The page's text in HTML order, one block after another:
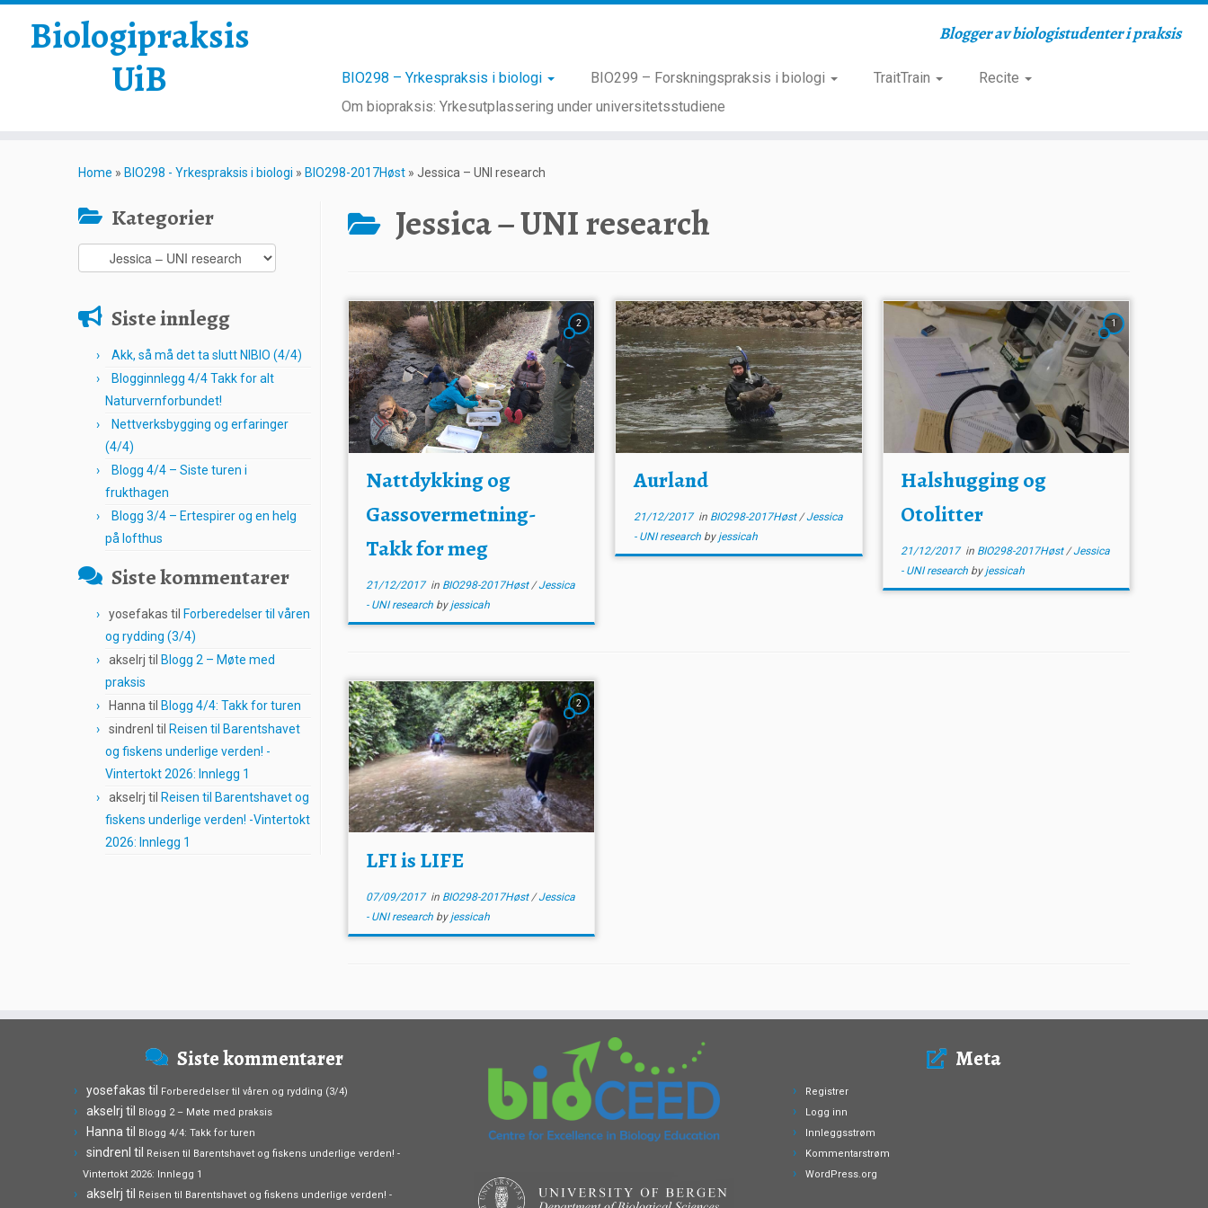
Biologipraksis
UiB
Blogger av biologistudenter i praksis
BIO298 – Yrkespraksis i biologi BIO299 – Forskningspraksis i biologi TraitTrain
Recite
Om biopraksis: Yrkesutplassering under universitetsstudiene
Home » BIO298 - Yrkespraksis i biologi » BIO298-2017Høst » Jessica – UNI research
Kategorier
Kategorier
Siste innlegg
Akk, så må det ta slutt NIBIO (4/4)
Blogginnlegg 4/4 Takk for alt
Naturvernforbundet!
Nettverksbygging og erfaringer
(4/4)
Blogg 4/4 – Siste turen i
frukthagen
Blogg 3/4 – Ertespirer og en helg
på lofthus
Siste kommentarer
yosefakas til Forberedelser til våren
og rydding (3/4)
akselrj til Blogg 2 – Møte med
praksis
Hanna til Blogg 4/4: Takk for turen
sindrenl til Reisen til Barentshavet
og fiskens underlige verden! -
Vintertokt 2026: Innlegg 1
akselrj til Reisen til Barentshavet og
fiskens underlige verden! -Vintertokt
2026: Innlegg 1
Jessica – UNI research
2
Nattdykking og
Gassovermetning-
Takk for meg
21/12/2017in BIO298-2017Høst/Jessica
- UNI research by jessicah
Aurland
21/12/2017in BIO298-2017Høst/Jessica
- UNI research by jessicah
1
Halshugging og
Otolitter
21/12/2017in BIO298-2017Høst/Jessica
- UNI research by jessicah
2
LFI is LIFE
07/09/2017in BIO298-2017Høst/Jessica
- UNI research by jessicah
Siste kommentarer
yosefakas til Forberedelser til våren og rydding (3/4)
akselrj til Blogg 2 – Møte med praksis
Hanna til Blogg 4/4: Takk for turen
sindrenl til
Reisen til Barentshavet og fiskens underlige verden! -
Vintertokt 2026: Innlegg 1
akselrj til Reisen til Barentshavet og fiskens underlige verden! -
Meta
Registrer
Logg inn
Innleggsstrøm
Kommentarstrøm
WordPress.org